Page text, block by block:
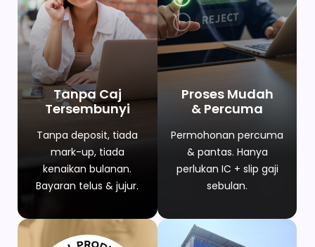
Tanpa Caj
Tersembunyi
Tanpa deposit, tiada
mark-up, tiada
kenaikan bulanan.
Bayaran telus & jujur.
Proses Mudah
& Percuma
Permohonan percuma
& pantas. Hanya
perlukan IC + slip gaji
sebulan.